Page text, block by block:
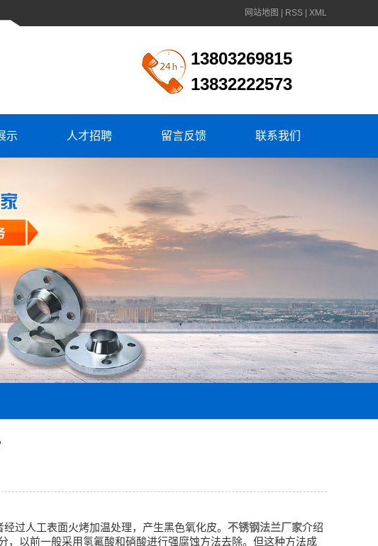
网站地图 RSS XML
13803269815
13832222573
示
境
备
人才招聘 留言反馈 联系我们
过人工表面火烤加温处理，产生黑色氧化皮。 不锈钢法兰厂家介绍
，以前一般采用氢氟酸和硝酸进行强腐蚀方法去除。但这种方法成